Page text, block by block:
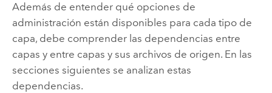
Además de entender qué opciones de
administración están disponibles para cada tipo de
capa, debe comprender las dependencias entre
capas y entre capas y sus archivos de origen. En las
secciones siguientes se analizan estas
dependencias.